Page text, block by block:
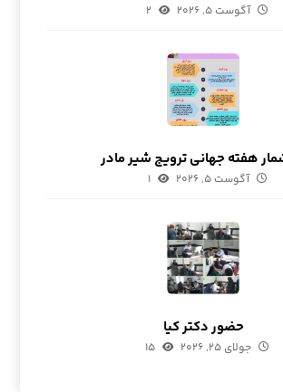
آگوست ۵, ۲۰۲۶ ۲
هفته جهانی ترویج شیر مادر
آگوست ۵, ۲۰۲۶ ۱
حضور دکتر کیا
جولای ۲۵, ۲۰۲۶ ۱۵